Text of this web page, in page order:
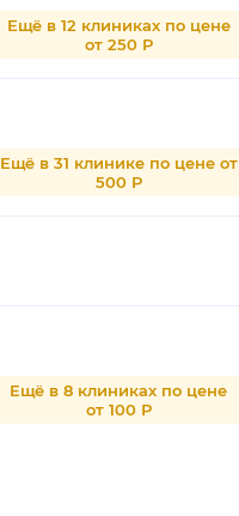
Ещё в 12 клиниках по цене
от 250 Р
Ещё в 31 клинике по цене от
500 Р
Ещё в 8 клиниках по цене
от 100 Р